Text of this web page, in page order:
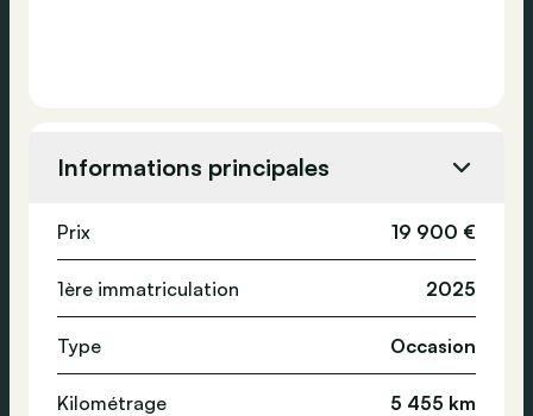
Informations principales
Prix 19 900 €
1ère immatriculation 2025
Type Occasion
Kilométrage 5 455 km